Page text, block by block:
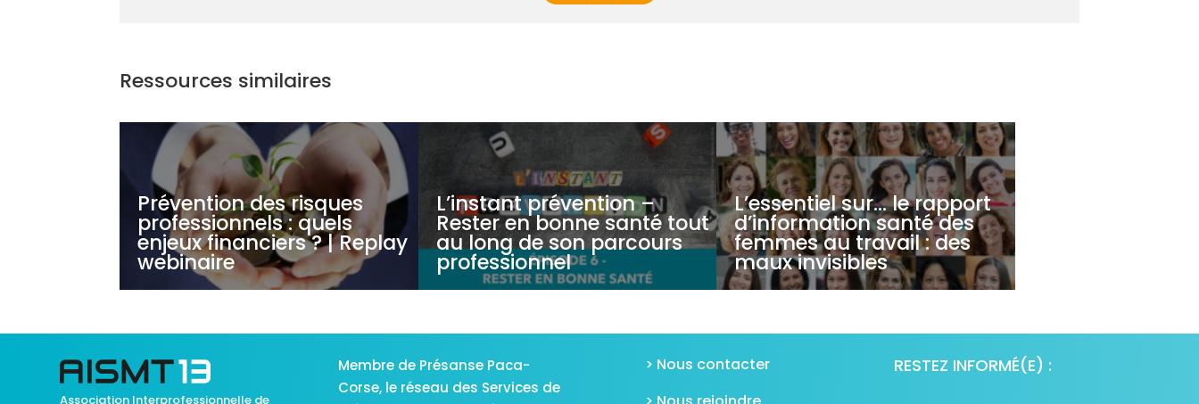
Ressources similaires
Prévention des risques
professionnels : quels
enjeux financiers ? | Replay
webinaire
L’instant prévention –
Rester en bonne santé tout
au long de son parcours
professionnel
L’essentiel sur… le rapport
d’information santé des
femmes au travail : des
maux invisibles
Association Interprofessionnelle de
Membre de Présanse Paca-
Corse, le réseau des Services de
> Nous contacter
RESTEZ INFORMÉ(E) :